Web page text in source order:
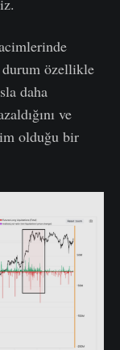
özellikle
daha
ve
olduğu bir